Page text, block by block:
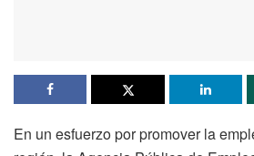
En un esfuerzo por promover la